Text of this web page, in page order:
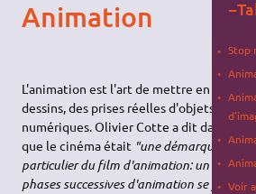
Animation
L'animation est l'art de mettre en
dessins, des prises réelles d'objets, de
numériques. Olivier Cotte a dit dans un
que le cinéma était "une démarque de
particulier du film d'animation: un film
phases successives d'animation se fait en
−
Stop
Voir